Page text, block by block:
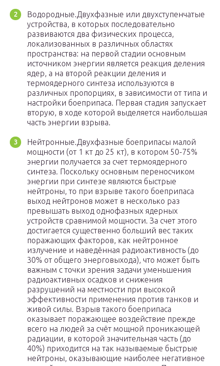
Водородные.Двухфазные или двухступенчатые
устройства, в которых последовательно
развиваются два физических процесса,
локализованных в различных областях
пространства: на первой стадии основным
источником энергии является реакция деления
ядер, а на второй реакции деления и
термоядерного синтеза используются в
различных пропорциях, в зависимости от типа и
настройки боеприпаса. Первая стадия запускает
вторую, в ходе которой выделяется наибольшая
часть энергии взрыва.
Нейтронные.Двухфазные боеприпасы малой
мощности (от 1 кт до 25 кт), в котором 50-75%
энергии получается за счет термоядерного
синтеза. Поскольку основным переносчиком
энергии при синтезе являются быстрые
нейтроны, то при взрыве такого боеприпаса
выход нейтронов может в несколько раз
превышать выход однофазных ядерных
устройств сравнимой мощности. За счет этого
достигается существенно больший вес таких
поражающих факторов, как нейтронное
излучение и наведённая радиоактивность (до
30% от общего энерговыхода), что может быть
важным с точки зрения задачи уменьшения
радиоактивных осадков и снижения
разрушений на местности при высокой
эффективности применения против танков и
живой силы. Взрыв такого боеприпаса
оказывает поражающее воздействие прежде
всего на людей за счёт мощной проникающей
радиации, в которой значительная часть (до
40%) приходится на так называемые быстрые
нейтроны, оказывающие наиболее негативное